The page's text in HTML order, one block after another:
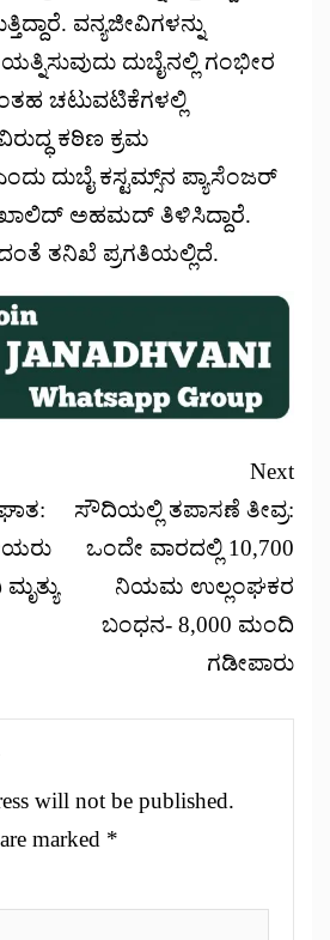
ವನ್ಯಜೀವಿಗಳನ್ನು
ದುಬೈನಲ್ಲಿ ಗಂಭೀರ
ಚಟುವಟಿಕೆಗಳಲ್ಲಿ
ಕಠಿಣ ಕ್ರಮ
ದುಬೈ ಕಸ್ಟಮ್ಸ್‌ನ ಪ್ಯಾಸೆಂಜರ್
ಅಹಮದ್ ತಿಳಿಸಿದ್ದಾರೆ.
ತನಿಖೆ ಪ್ರಗತಿಯಲ್ಲಿದೆ.
Next
ಸೌದಿಯಲ್ಲಿ ತಪಾಸಣೆ ತೀವ್ರ:
ಒಂದೇ ವಾರದಲ್ಲಿ 10,700
ನಿಯಮ ಉಲ್ಲಂಘಕರ
ಬಂಧನ- 8,000 ಮಂದಿ
ಗಡೀಪಾರು
will not be published.
marked *